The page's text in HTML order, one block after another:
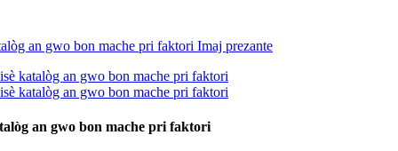
an gwo bon mache pri faktori